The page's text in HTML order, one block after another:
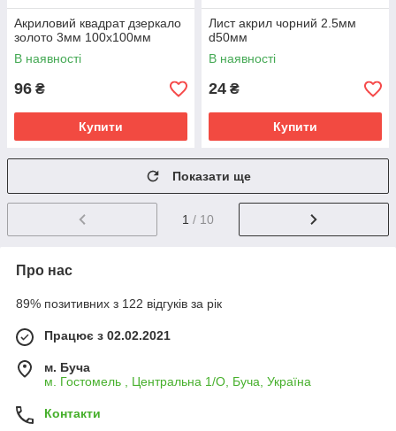
Акриловий квадрат дзеркало
золото 3мм 100х100мм
В наявності
96 ₴
Купити
Лист акрил чорний 2.5мм
d50мм
В наявності
24 ₴
Купити
Показати ще
1 / 10
Про нас
89% позитивних з 122 відгуків за рік
Працює з 02.02.2021
м. Буча
м. Гостомель , Центральна 1/О, Буча, Україна
Контакти